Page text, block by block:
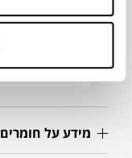
42X45X76H ס"מ
מידע על חומרים